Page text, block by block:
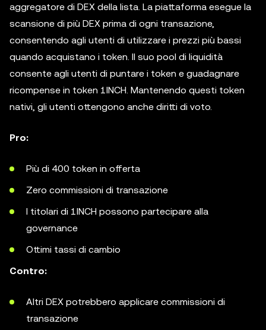
aggregatore di DEX della lista. La piattaforma esegue la
scansione di più DEX prima di ogni transazione,
consentendo agli utenti di utilizzare i prezzi più bassi
quando acquistano i token. Il suo pool di liquidità
consente agli utenti di puntare i token e guadagnare
ricompense in token 1INCH. Mantenendo questi token
nativi, gli utenti ottengono anche diritti di voto.
Pro:
Più di 400 token in offerta
Zero commissioni di transazione
I titolari di 1INCH possono partecipare alla
governance
Ottimi tassi di cambio
Contro:
Altri DEX potrebbero applicare commissioni di
transazione